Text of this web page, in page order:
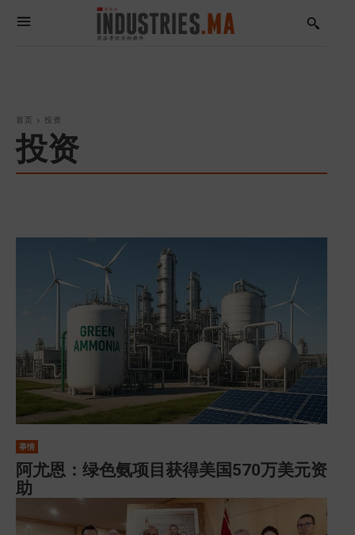
首页 投资
投资
事情
阿尤恩：绿色氨项目获得美国570万美元资
助